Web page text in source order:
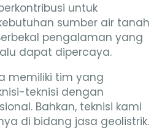
untuk
sumber air tanah
pengalaman yang
dapat dipercaya.
memiliki tim yang
teknisi dengan
Bahkan, teknisi kami
di bidang jasa geolistrik.